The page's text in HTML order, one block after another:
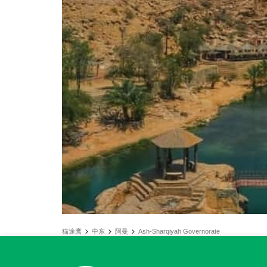
猫途鹰 中东 阿曼 Ash-Sharqiyah Governorate